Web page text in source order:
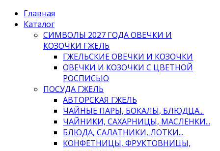
Главная
Каталог
СИМВОЛЫ 2027 ГОДА ОВЕЧКИ И
КОЗОЧКИ ГЖЕЛЬ
ГЖЕЛЬСКИЕ ОВЕЧКИ И КОЗОЧКИ
ОВЕЧКИ И КОЗОЧКИ С ЦВЕТНОЙ
РОСПИСЬЮ
ПОСУДА ГЖЕЛЬ
АВТОРСКАЯ ГЖЕЛЬ
ЧАЙНЫЕ ПАРЫ, БОКАЛЫ, БЛЮДЦА...
ЧАЙНИКИ, САХАРНИЦЫ, МАСЛЕНКИ...
БЛЮДА, САЛАТНИКИ, ЛОТКИ...
КОНФЕТНИЦЫ, ФРУКТОВНИЦЫ,